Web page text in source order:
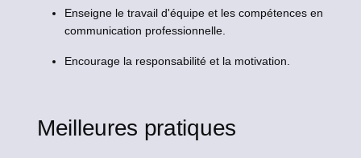
Enseigne le travail d'équipe et les compétences en
communication professionnelle.
Encourage la responsabilité et la motivation.
Meilleures pratiques